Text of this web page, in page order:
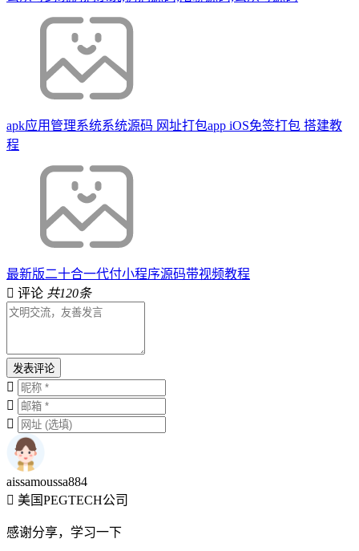
apk应用管理系统系统源码 网址打包app iOS免签打包 搭建教
程
最新版二十合一代付小程序源码带视频教程
评论 共120条
发表评论
aissamoussa884
美国PEGTECH公司
感谢分享，学习一下